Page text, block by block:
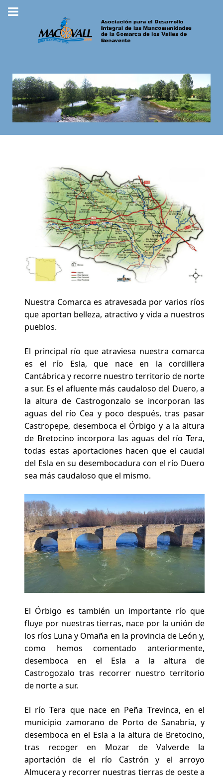
Nuestra Comarca es atravesada por varios ríos
que aportan belleza, atractivo y vida a nuestros
pueblos.
El principal río que atraviesa nuestra comarca
es el río Esla, que nace en la cordillera
Cantábrica y recorre nuestro territorio de norte
a sur. Es el afluente más caudaloso del Duero, a
la altura de Castrogonzalo se incorporan las
aguas del río Cea y poco después, tras pasar
Castropepe, desemboca el Órbigo y a la altura
de Bretocino incorpora las aguas del río Tera,
todas estas aportaciones hacen que el caudal
del Esla en su desembocadura con el río Duero
sea más caudaloso que el mismo.
El Órbigo es también un importante río que
fluye por nuestras tierras, nace por la unión de
los ríos Luna y Omaña en la provincia de León y,
como hemos comentado anteriormente,
desemboca en el Esla a la altura de
Castrogozalo tras recorrer nuestro territorio
de norte a sur.
El río Tera que nace en Peña Trevinca, en el
municipio zamorano de Porto de Sanabria, y
desemboca en el Esla a la altura de Bretocino,
tras recoger en Mozar de Valverde la
aportación de el río Castrón y el arroyo
Almucera y recorrer nuestras tierras de oeste a